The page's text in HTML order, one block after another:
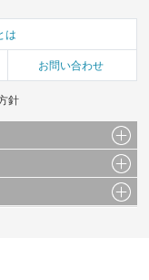
は
お問い合わせ
針
像データ等）及びこれらの配
利用を行うことは固く禁じて
出された見解・感想です。
ください。
ンテンツや広告の表示、ソー